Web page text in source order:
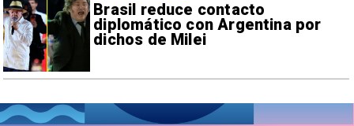
Brasil reduce contacto
diplomático con Argentina por
dichos de Milei